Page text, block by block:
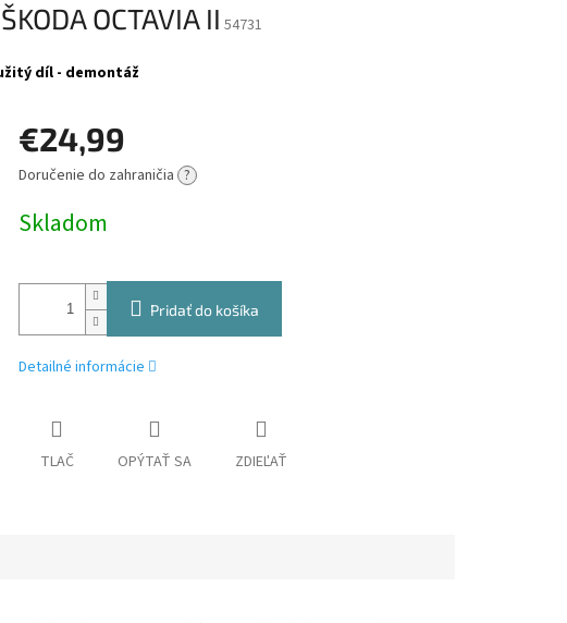
OCTAVIA II 54731
díl - demontáž
€24,99
Jednotková
Doručenie do zahraničia ?
Skladom
Pridať do košíka
Detailné informácie
TLAČ OPÝTAŤ SA ZDIEĽAŤ